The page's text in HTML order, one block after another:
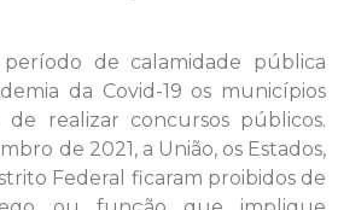
de calamidade pública
da Covid-19 os municípios
de realizar concursos públicos.
de 2021, a União, os Estados,
Federal ficaram proibidos de